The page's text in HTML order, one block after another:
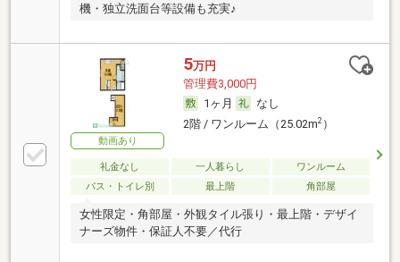
機・独立洗面台等設備も充実♪
動画あり
5万円
管理費3,000円
1ヶ月
なし
2階 / ワンルーム（25.02m2）
礼金なし 一人暮らし
ワンルーム
バス・トイレ別
最上階 角部屋
女性限定・角部屋・外観タイル張り・最上階・デザイ
ナーズ物件・保証人不要／代行